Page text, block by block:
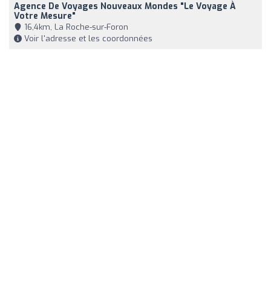
Agence De Voyages Nouveaux Mondes "Le Voyage À
Votre Mesure"
16,4km, La Roche-sur-Foron
Voir l'adresse et les coordonnées